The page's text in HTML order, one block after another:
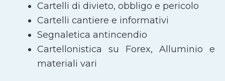
Cartelli di divieto, obbligo e pericolo
Cartelli cantiere e informativi
Segnaletica antincendio
Cartellonistica su Forex, Alluminio e
materiali vari